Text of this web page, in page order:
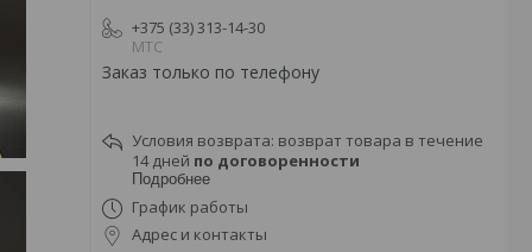
+375 (33) 313-14-30
МТС
Заказ только по телефону
возврат товара в течение
14 дней по договоренности
Подробнее
График работы
Адрес и контакты